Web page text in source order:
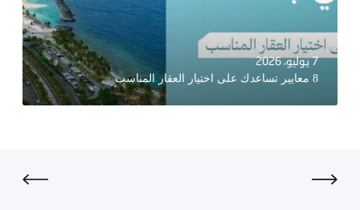
7 يوليو، 2026
8 معايير تساعدك على اختيار العقار المناسب